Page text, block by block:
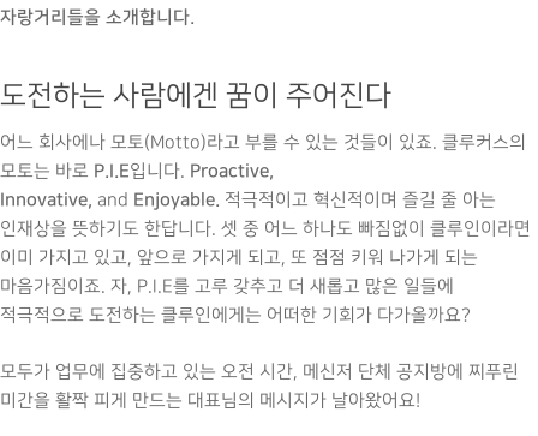
자랑거리들을 소개합니다.
도전하는 사람에겐 꿈이 주어진다
어느 회사에나 모토(Motto)라고 부를 수 있는 것들이 있죠. 클루커스의
모토는 바로 P.I.E입니다. Proactive,
Innovative, and Enjoyable. 적극적이고 혁신적이며 즐길 줄 아는
인재상을 뜻하기도 한답니다. 셋 중 어느 하나도 빠짐없이 클루인이라면
이미 가지고 있고, 앞으로 가지게 되고, 또 점점 키워 나가게 되는
마음가짐이죠. 자, P.I.E를 고루 갖추고 더 새롭고 많은 일들에
적극적으로 도전하는 클루인에게는 어떠한 기회가 다가올까요?
모두가 업무에 집중하고 있는 오전 시간, 메신저 단체 공지방에 찌푸린
미간을 활짝 피게 만드는 대표님의 메시지가 날아왔어요!